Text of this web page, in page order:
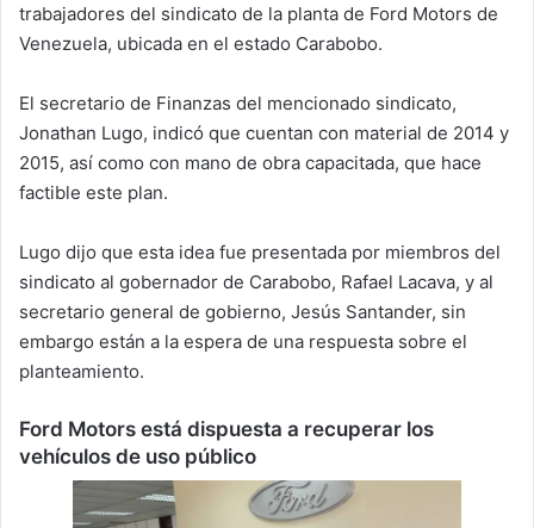
trabajadores del sindicato de la planta de Ford Motors de
Venezuela, ubicada en el estado Carabobo.
El secretario de Finanzas del mencionado sindicato,
Jonathan Lugo, indicó que cuentan con material de 2014 y
2015, así como con mano de obra capacitada, que hace
factible este plan.
Lugo dijo que esta idea fue presentada por miembros del
sindicato al gobernador de Carabobo, Rafael Lacava, y al
secretario general de gobierno, Jesús Santander, sin
embargo están a la espera de una respuesta sobre el
planteamiento.
Ford Motors está dispuesta a recuperar los
vehículos de uso público